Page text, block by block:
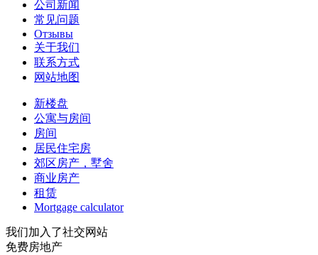
公司新闻
常见问题
Отзывы
关于我们
联系方式
网站地图
新楼盘
公寓与房间
房间
居民住宅房
郊区房产，墅舍
商业房产
租赁
Mortgage calculator
我们加入了社交网站
免费房地产